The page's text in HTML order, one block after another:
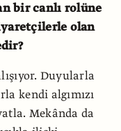
bir canlı rolüne
olan
Duyularla
kendi algımızı
Mekânda da